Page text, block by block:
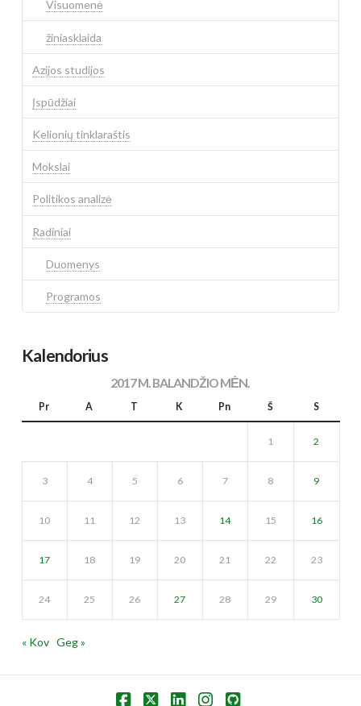
Visuomenė
žiniasklaida
Azijos studijos
Įspūdžiai
Kelionių tinklaraštis
Mokslai
Politikos analizė
Radiniai
Duomenys
Programos
Kalendorius
2017 M. BALANDŽIO MĖN.
Pr A T K Pn Š S
1 2
3 4 5 6 7 8 9
10 11 12 13 14 15 16
17 18 19 20 21 22 23
24 25 26 27 28 29 30
« Kov Geg »